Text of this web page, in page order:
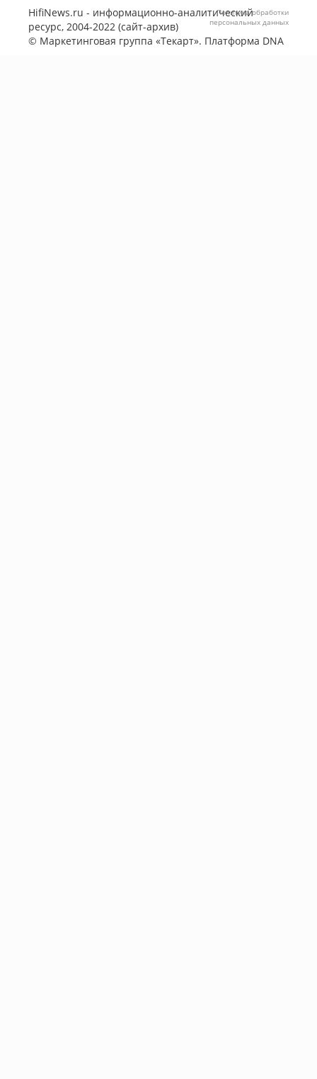
HifiNews.ru - информационно-аналитический
ресурс, 2004-2022 (сайт-архив)
© Маркетинговая группа «Текарт». Платформа DNA
Политика обработки
персональных данных